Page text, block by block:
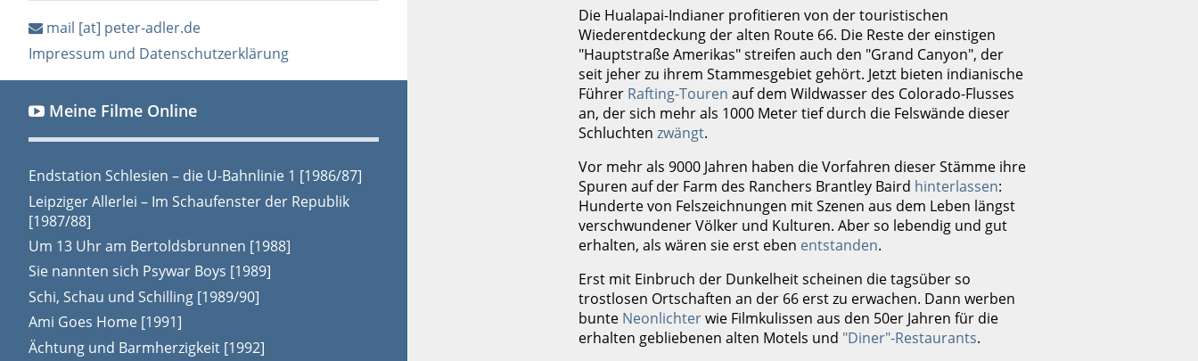
mail [at] peter-adler.de
Impressum und Datenschutzerklärung
Meine Filme Online
Endstation Schlesien – die U-Bahnlinie 1 [1986/87]
Leipziger Allerlei – Im Schaufenster der Republik
[1987/88]
Um 13 Uhr am Bertoldsbrunnen [1988]
Sie nannten sich Psywar Boys [1989]
Schi, Schau und Schilling [1989/90]
Ami Goes Home [1991]
Ächtung und Barmherzigkeit [1992]
Die Hualapai-Indianer profitieren von der touristischen
Wiederentdeckung der alten Route 66. Die Reste der einstigen
"Hauptstraße Amerikas" streifen auch den "Grand Canyon", der
seit jeher zu ihrem Stammesgebiet gehört. Jetzt bieten indianische
Führer Rafting-Touren auf dem Wildwasser des Colorado-Flusses
an, der sich mehr als 1000 Meter tief durch die Felswände dieser
Schluchten zwängt.
Vor mehr als 9000 Jahren haben die Vorfahren dieser Stämme ihre
Spuren auf der Farm des Ranchers Brantley Baird hinterlassen:
Hunderte von Felszeichnungen mit Szenen aus dem Leben längst
verschwundener Völker und Kulturen. Aber so lebendig und gut
erhalten, als wären sie erst eben entstanden.
Erst mit Einbruch der Dunkelheit scheinen die tagsüber so
trostlosen Ortschaften an der 66 erst zu erwachen. Dann werben
bunte Neonlichterwie Filmkulissen aus den 50er Jahren für die
erhalten gebliebenen alten Motels und "Diner"-Restaurants.